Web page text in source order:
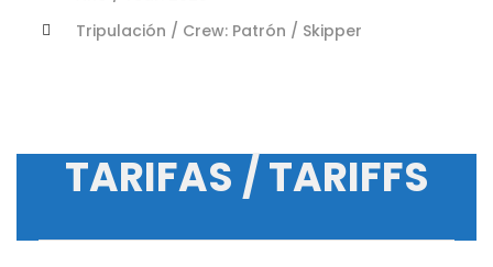
Tripulación / Crew: Patrón / Skipper
TARIFAS / TARIFFS